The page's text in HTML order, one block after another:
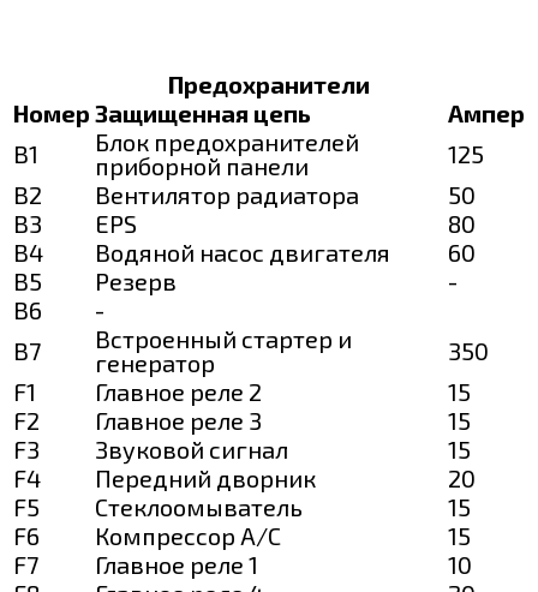
Предохранители
Номер Защищенная цепь
Ампер
B1
Блок предохранителей
приборной панели
125
B2
Вентилятор радиатора
50
B3
EPS
80
B4
Водяной насос двигателя
60
B5
Резерв
-
B6
-
B7
Встроенный стартер и
генератор
350
F1
Главное реле 2
15
F2
Главное реле 3
15
F3
Звуковой сигнал
15
F4
Передний дворник
20
F5
Стеклоомыватель
15
F6
Компрессор A/C
15
F7
Главное реле 1
10